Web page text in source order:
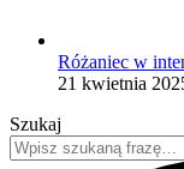
Różaniec w
21 kwietnia
Szukaj
Szukaj: